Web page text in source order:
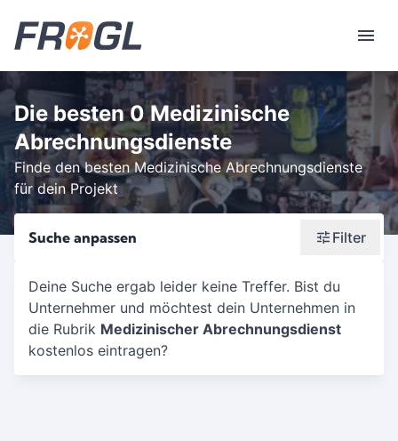
Die besten 0 Medizinische
Abrechnungsdienste
Finde den besten Medizinische Abrechnungsdienste
für dein Projekt
Suche anpassen Filter
Wonach suchst du?
Stadt oder Postleitzahl
Deine Suche ergab leider keine Treffer. Bist du
Unternehmer und möchtest dein Unternehmen in
die Rubrik Medizinischer Abrechnungsdienst
kostenlos eintragen?